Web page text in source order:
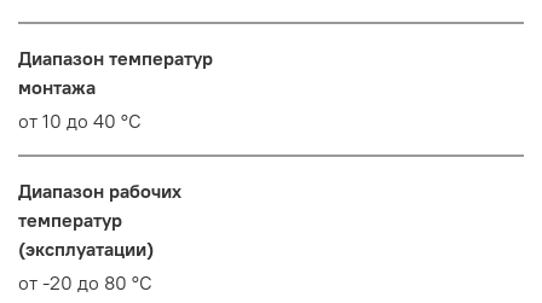
Диапазон температур
монтажа
от 10 до 40 °C
Диапазон рабочих
температур
(эксплуатации)
от -20 до 80 °С